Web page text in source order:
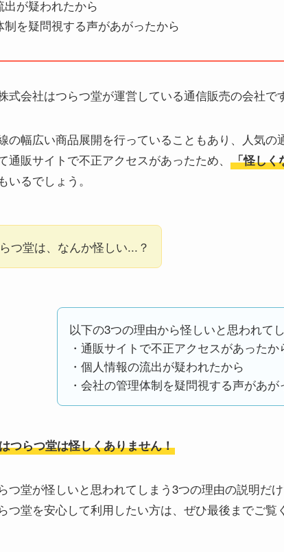
が疑われたから
を疑問視する声があがったから
式会社はつらつ堂が運営している通信販売の会社です
の幅広い商品展開を行っていることもあり、人気
通販サイトで不正アクセスがあったため、
「怪しく
いるでしょう。
つ堂は、なんか怪しい...？
以下の3つの理由から怪しいと思われて
・通販サイトで不正アクセスがあったか
・個人情報の流出が疑われたから
・会社の管理体制を疑問視する声があが
つらつ堂は怪しくありません！
つ堂が怪しいと思われてしまう3つの理由の説明だけ
つ堂を安心して利用したい方は、ぜひ最後までご覧